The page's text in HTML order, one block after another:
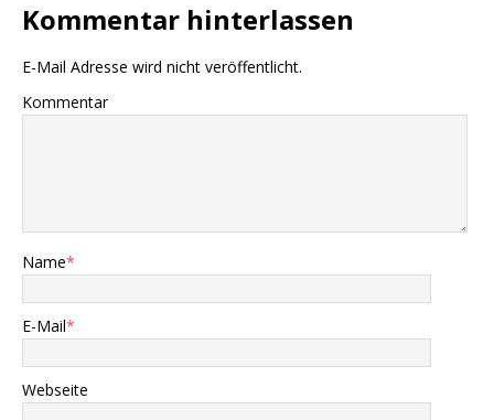
Kommentar hinterlassen
E-Mail Adresse wird nicht veröffentlicht.
Kommentar
Name*
E-Mail*
Webseite